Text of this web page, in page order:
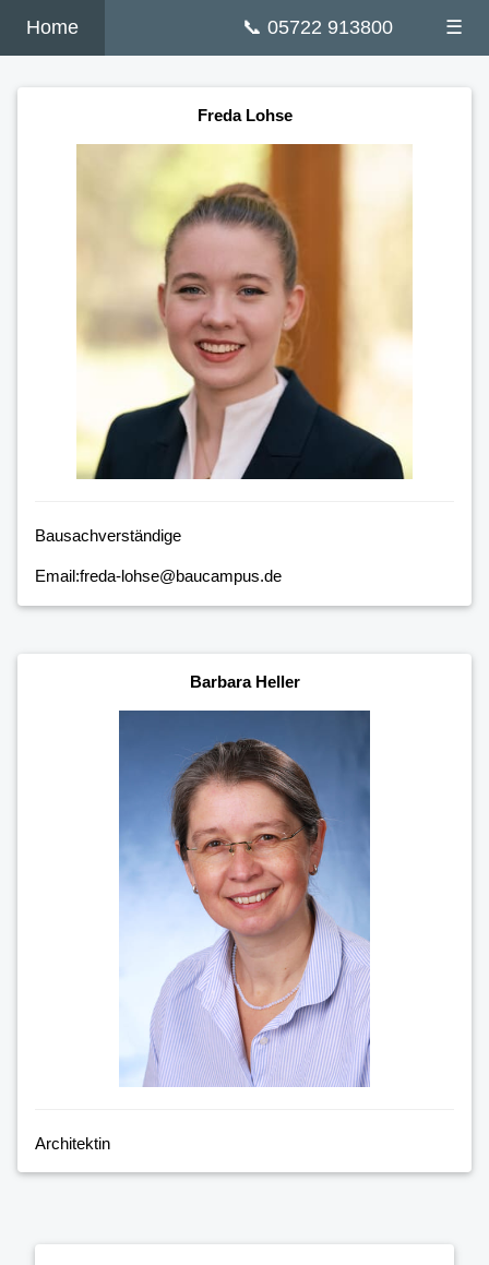
☰
📞 05722 913800
Home
Freda Lohse
Bausachverständige
Email:freda-lohse@baucampus.de
Barbara Heller
Architektin